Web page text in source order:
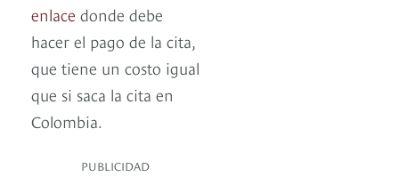
enlace donde debe
hacer el pago de la cita,
que tiene un costo igual
que si saca la cita en
Colombia.
PUBLICIDAD